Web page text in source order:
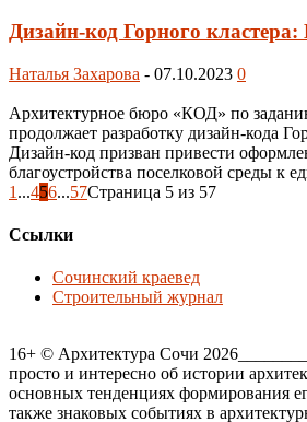
Дизайн-код Горного
Наталья Захарова - 07.10.2023 0
Архитектурное бюро «КОД» по
продолжает разработку дизайн-кода
Дизайн-код призван привести
благоустройства поселковой среды к
1 ...456...57Страница 5 из 57
Ссылки
Сочинский краевед
Строительный журнал
16+ © Архитектура Сочи
просто и интересно об истории
основных тенденциях формирования
также знаковых событиях в